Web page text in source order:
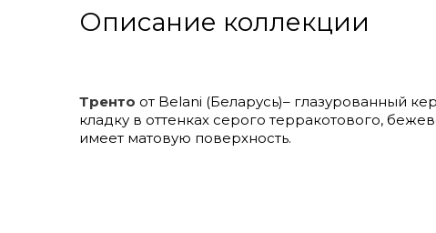
Описание коллекции
Тренто от Belani (Беларусь)– глазурованный
кладку в оттенках серого терракотового,
имеет матовую поверхность.